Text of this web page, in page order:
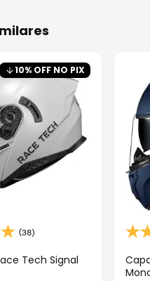
10% OFF NO PIX
(38)
Tech Signal